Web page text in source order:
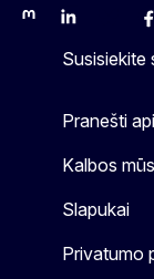
MastodonLinkedInBluesky
Susisiekite
Pranešti
Kalbos
Slapukai
Privatumo